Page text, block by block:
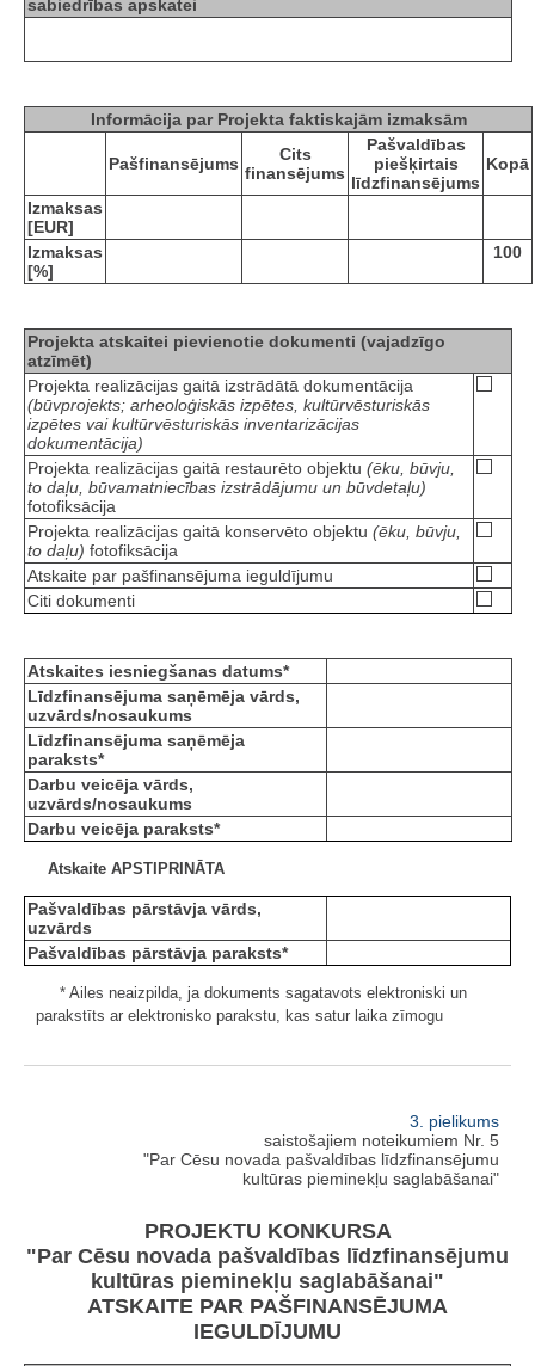
sabiedrības apskatei
Informācija par Projekta faktiskajām izmaksām
Pašfinansējums
Cits
finansējums
Pašvaldības
piešķirtais
līdzfinansējums
Kopā
Izmaksas
[EUR]
Izmaksas
[%]
100
Projekta atskaitei pievienotie dokumenti (vajadzīgo
atzīmēt)
Projekta realizācijas gaitā izstrādātā dokumentācija
(būvprojekts; arheoloģiskās izpētes, kultūrvēsturiskās
izpētes vai kultūrvēsturiskās inventarizācijas
dokumentācija)
Projekta realizācijas gaitā restaurēto objektu (ēku, būvju,
to daļu, būvamatniecības izstrādājumu un būvdetaļu)
fotofiksācija
Projekta realizācijas gaitā konservēto objektu (ēku, būvju,
to daļu) fotofiksācija
Atskaite par pašfinansējuma ieguldījumu
Citi dokumenti
Atskaites iesniegšanas datums*
Līdzfinansējuma saņēmēja vārds,
uzvārds/nosaukums
Līdzfinansējuma saņēmēja
paraksts*
Darbu veicēja vārds,
uzvārds/nosaukums
Darbu veicēja paraksts*
Atskaite APSTIPRINĀTA
Pašvaldības pārstāvja vārds,
uzvārds
Pašvaldības pārstāvja paraksts*
* Ailes neaizpilda, ja dokuments sagatavots elektroniski un
parakstīts ar elektronisko parakstu, kas satur laika zīmogu
3. pielikums
saistošajiem noteikumiem Nr. 5
"Par Cēsu novada pašvaldības līdzfinansējumu
kultūras pieminekļu saglabāšanai"
PROJEKTU KONKURSA
"Par Cēsu novada pašvaldības līdzfinansējumu
kultūras pieminekļu saglabāšanai"
ATSKAITE PAR PAŠFINANSĒJUMA
IEGULDĪJUMU